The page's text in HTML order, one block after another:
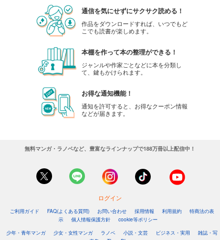
通信を気にせずにサクサク読める！
作品をダウンロードすれば、いつでもど
こでも読書が楽しめます。
本棚を作って本の整理ができる！
ジャンルや作家ごとなどに本を分類し
て、鍵もかけられます。
お得な通知機能！
通知を許可すると、お得なクーポン情報
などが届きます。
無料マンガ・ラノベなど、豊富なラインナップで188万冊以上配信中！
ログイン
ご利用ガイド FAQ(よくある質問) お問い合わせ 採用情報 利用規約
特商法の表
示
個人情報保護方針
cookie等ポリシー
少年・青年マンガ
少女・女性マンガ ラノベ 小説・文芸 ビジネス・実用
雑誌・写